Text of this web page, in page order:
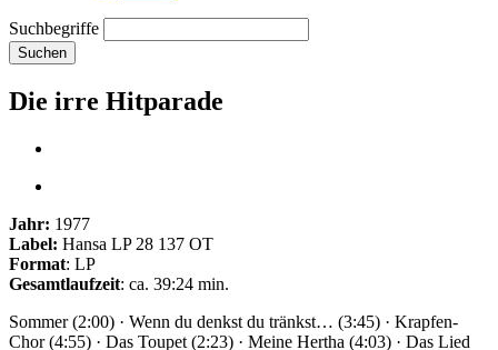
Suchbegriffe
Suchen
Die irre Hitparade
Jahr: 1977
Label: Hansa LP 28 137 OT
Format: LP
Gesamtlaufzeit: ca. 39:24 min.
Sommer (2:00) · Wenn du denkst du tränkst… (3:45) · Krapfen-
Chor (4:55) · Das Toupet (2:23) · Meine Hertha (4:03) · Das Lied